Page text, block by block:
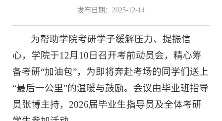
发布日期：2025-12-14
为帮助学院考研学子缓解压力、提振信
心，学院于12月10日召开考前动员会，精心筹
备考研“加油包”，为即将奔赴考场的同学们送上
“最后一公里”的温暖与鼓励。会议由毕业班指导
员张博主持，2026届毕业生指导员及全体考研